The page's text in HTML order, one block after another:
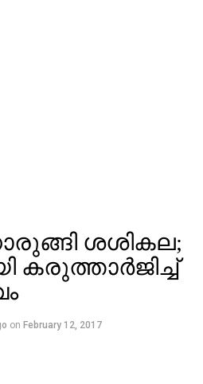
ശശികല;
കരുത്താര്‍ജിച്ച്
on February 12, 2017